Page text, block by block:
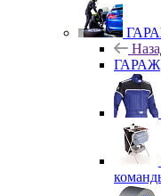
ГАРАЖ